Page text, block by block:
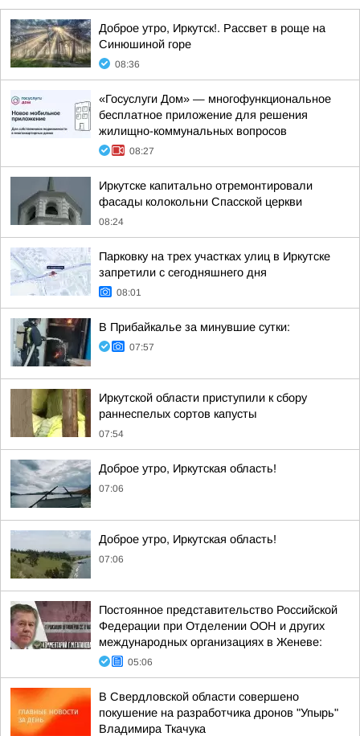
Доброе утро, Иркутск!. Рассвет в роще на
Синюшиной горе
08:36
«Госуслуги Дом» — многофункциональное
бесплатное приложение для решения
жилищно-коммунальных вопросов
08:27
Иркутске капитально отремонтировали
фасады колокольни Спасской церкви
08:24
Парковку на трех участках улиц в Иркутске
запретили с сегодняшнего дня
08:01
В Прибайкалье за минувшие сутки:
07:57
Иркутской области приступили к сбору
раннеспелых сортов капусты
07:54
Доброе утро, Иркутская область!
07:06
Доброе утро, Иркутская область!
07:06
Постоянное представительство Российской
Федерации при Отделении ООН и других
международных организациях в Женеве:
05:06
В Свердловской области совершено
покушение на разработчика дронов "Упырь"
Владимира Ткачука